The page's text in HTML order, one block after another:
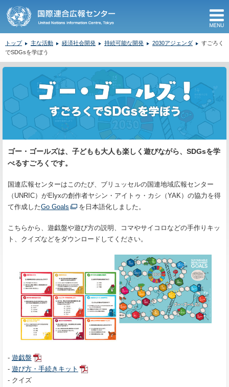
トップ 主な活動 経済社会開発 持続可能な開発 2030アジェンダ
すごろく
でSDGsを学ぼう
ゴー・ゴールズは、子どもも大人も楽しく遊びながら、SDGsを学
べるすごろくです。
国連広報センターはこのたび、ブリュッセルの国連地域広報センター
（UNRIC）がElyxの創作者ヤシン・アイトゥ・カシ（YAK）の協力を得
て作成したGo Goals を日本語化しました。
こちらから、遊戯盤や遊び方の説明、コマやサイコロなどの手作りキッ
ト、クイズなどをダウンロードしてください。
- 遊戯盤
- 遊び方・手続きキット
- クイズ